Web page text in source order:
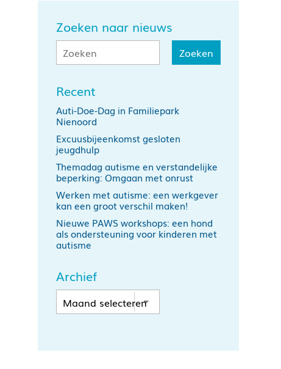
Zoeken naar nieuws
Recent
Auti-Doe-Dag in Familiepark
Nienoord
Excuusbijeenkomst gesloten
jeugdhulp
Themadag autisme en verstandelijke
beperking: Omgaan met onrust
Werken met autisme: een werkgever
kan een groot verschil maken!
Nieuwe PAWS workshops: een hond
als ondersteuning voor kinderen met
autisme
Archief